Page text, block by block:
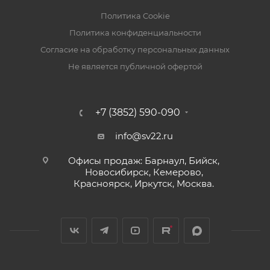
Политика Cookie
Политика конфиденциальности
Согласие на обработку персональных данных
Не является публичной офертой
+7 (3852) 590-090
info@sv22.ru
Офисы продаж: Барнаул, Бийск,
Новосибирск, Кемерово,
Красноярск, Иркутск, Москва.